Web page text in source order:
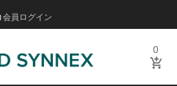
会員ログイン
0